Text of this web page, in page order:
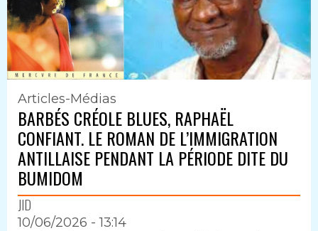
Articles-Médias
BARBÉS CRÉOLE BLUES, RAPHAËL
CONFIANT. LE ROMAN DE L’IMMIGRATION
ANTILLAISE PENDANT LA PÉRIODE DITE DU
BUMIDOM
JID
10/06/2026 - 13:14